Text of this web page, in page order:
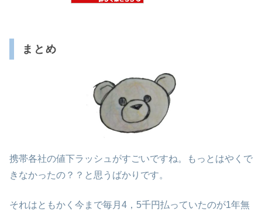
まとめ
携帯各社の値下ラッシュがすごいですね。もっとはやくで
きなかったの？？と思うばかりです。
それはともかく今まで毎月4，5千円払っていたのが1年無